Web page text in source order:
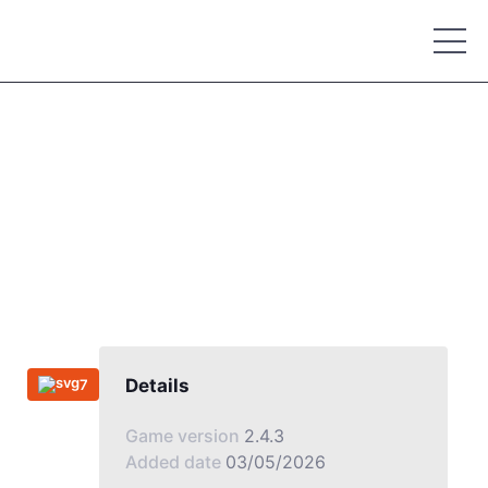
7 Details
Game version 2.4.3
Added date 03/05/2026